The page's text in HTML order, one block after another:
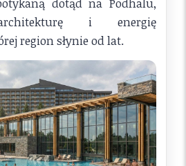
i energię
region słynie od lat.